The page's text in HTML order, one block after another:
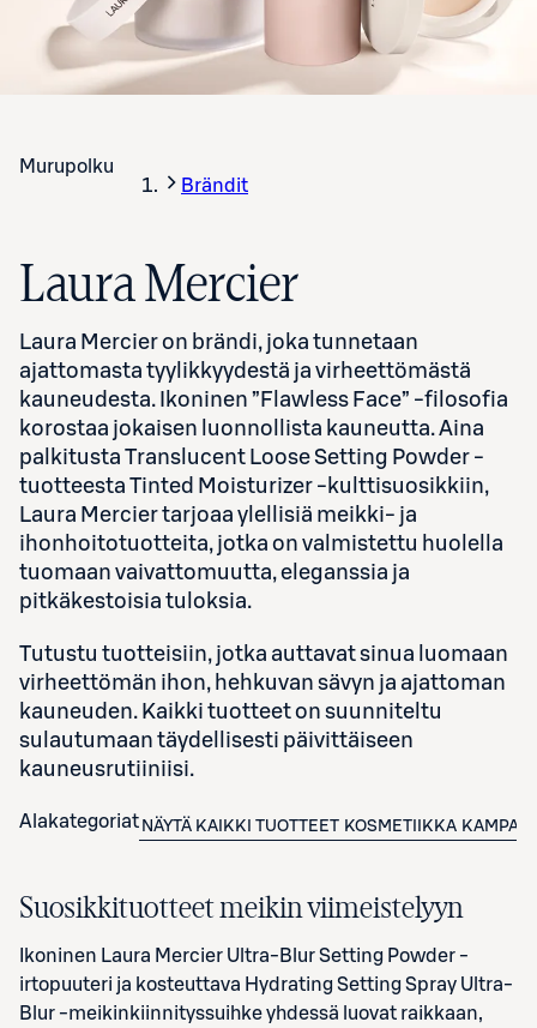
Murupolku
Brändit
Laura Mercier
Laura Mercier on brändi, joka tunnetaan
ajattomasta tyylikkyydestä ja virheettömästä
kauneudesta. Ikoninen ”Flawless Face” -filosofia
korostaa jokaisen luonnollista kauneutta. Aina
palkitusta Translucent Loose Setting Powder -
tuotteesta Tinted Moisturizer -kulttisuosikkiin,
Laura Mercier tarjoaa ylellisiä meikki- ja
ihonhoitotuotteita, jotka on valmistettu huolella
tuomaan vaivattomuutta, eleganssia ja
pitkäkestoisia tuloksia.
Tutustu tuotteisiin, jotka auttavat sinua luomaan
virheettömän ihon, hehkuvan sävyn ja ajattoman
kauneuden. Kaikki tuotteet on suunniteltu
sulautumaan täydellisesti päivittäiseen
kauneusrutiiniisi.
Alakategoriat NÄYTÄ KAIKKI TUOTTEET KOSMETIIKKA
Suosikkituotteet meikin viimeistelyyn
Ikoninen Laura Mercier Ultra‑Blur Setting Powder -
irtopuuteri ja kosteuttava Hydrating Setting Spray Ultra-
Blur ‑meikinkiinnityssuihke yhdessä luovat raikkaan,